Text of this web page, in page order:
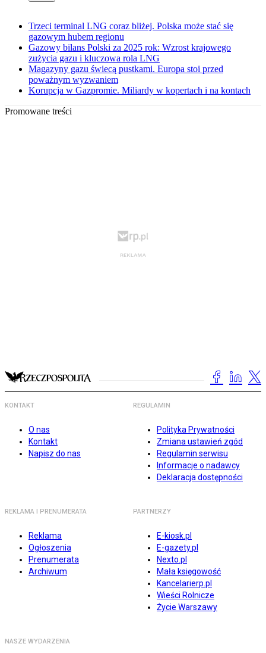
Trzeci terminal LNG coraz bliżej. Polska może stać się
gazowym hubem regionu
Gazowy bilans Polski za 2025 rok: Wzrost krajowego
zużycia gazu i kluczowa rola LNG
Magazyny gazu świecą pustkami. Europa stoi przed
poważnym wyzwaniem
Korupcja w Gazpromie. Miliardy w kopertach i na kontach
Promowane treści
KONTAKT
O nas
Kontakt
Napisz do nas
REGULAMIN
Polityka Prywatności
Zmiana ustawień zgód
Regulamin serwisu
Informacje o nadawcy
Deklaracja dostępności
REKLAMA I PRENUMERATA
Reklama
Ogłoszenia
Prenumerata
Archiwum
PARTNERZY
E-kiosk.pl
E-gazety.pl
Nexto.pl
Mała księgowość
Kancelarierp.pl
Wieści Rolnicze
Życie Warszawy
NASZE WYDARZENIA